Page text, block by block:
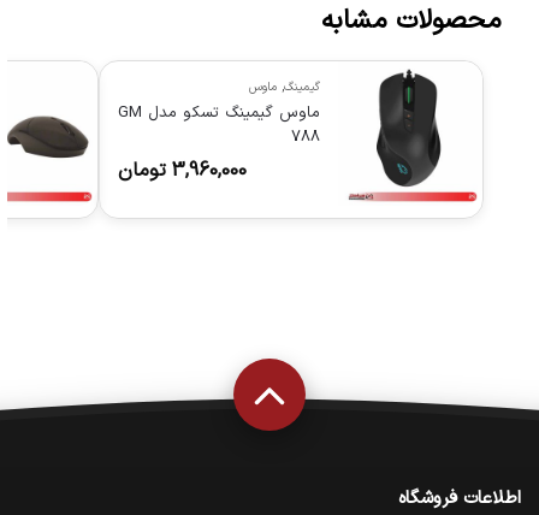
محصولات مشابه
گیمینگ, ماوس
ماوس گیمینگ تسکو مدل GM
788
3,960,000 تومان
اطلاعات فروشگاه